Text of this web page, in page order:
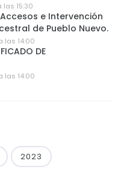
las 15:30
e Intervención
de Pueblo Nuevo.
las 14:00
DE
las 14:00
2023